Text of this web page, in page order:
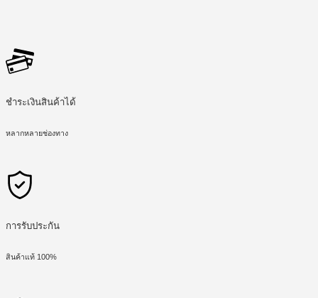
ชำระเงินสินค้าได้
หลากหลายช่องทาง
การรับประกัน
สินค้าแท้ 100%